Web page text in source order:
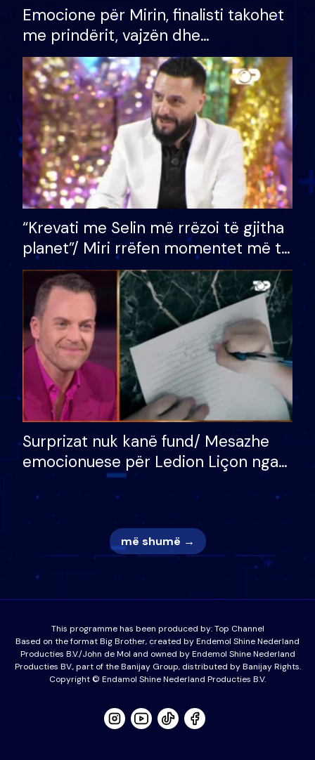
Emocione për Mirin, finalisti takohet
me prindërit, vajzën dhe
bashkëshorten: S’kemi ndonjë letër
divorci apo jo?
“Krevati me Selin më rrëzoi të gjitha
planet”/ Miri rrëfen momentet më të
bukura në shtëpinë e BB VIP: Do më
mungojë zilja e mëngjesit kur…
Surprizat nuk kanë fund/ Mesazhe
emocionuese për Ledion Liçon nga
nëna dhe fëmijët e tij, moderatori
nuk i mban dot lotët: Nuk meritoj…
më shumë →
This programme has been produced by:Top Channel
Based on the format Big Brother, created by Endemol Shine Nederland
Producties B.V./John de Mol and owned by Endemol Shine Nederland
Producties BV., part of the Banijay Group, distributed by Banijay Rights.
Copyright © Endamol Shine Nederland Producties B.V.